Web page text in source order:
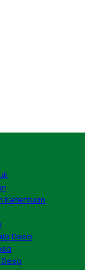
Ketentuan
Desa